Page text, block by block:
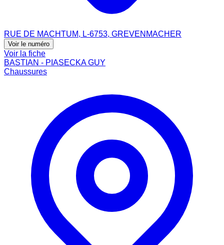
RUE DE MACHTUM, L-6753, GREVENMACHER
Voir le numéro
Voir la fiche
BASTIAN - PIASECKA GUY
Chaussures